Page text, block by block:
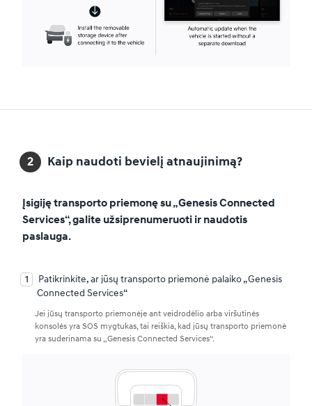
Kaip naudoti bevielį atnaujinimą?
Įsigiję transporto priemonę su „Genesis Connected
Services“, galite užsiprenumeruoti ir naudotis
paslauga.
Patikrinkite, ar jūsų transporto priemonė palaiko „Genesis
Connected Services“
Jei jūsų transporto priemonėje ant veidrodėlio arba viršutinės
konsolės yra SOS mygtukas, tai reiškia, kad jūsų transporto priemonė
yra suderinama su „Genesis Connected Services“.